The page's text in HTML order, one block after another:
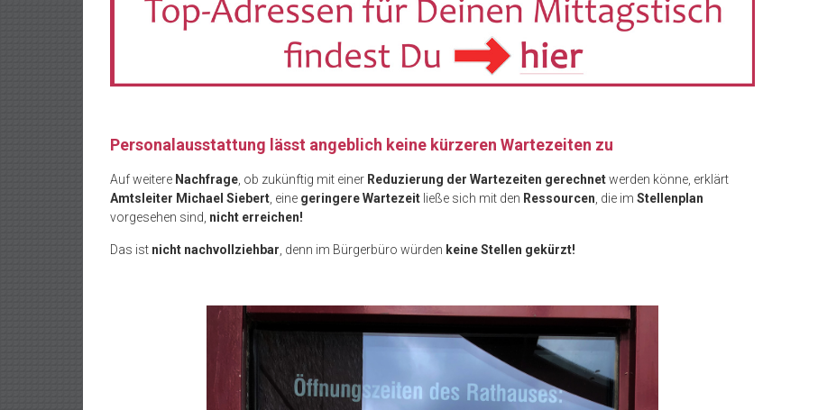
Personalausstattung lässt angeblich keine kürzeren Wartezeiten zu
Auf weitere Nachfrage , ob zukünftig mit einer Reduzierung der Wartezeiten gerechnetwerden könne, erklärt
Amtsleiter Michael Siebert , eine geringere Wartezeit ließe sich mit den Ressourcen , die im Stellenplan
vorgesehen sind, nicht erreichen!
Das ist nicht nachvollziehbar , denn im Bürgerbüro würden keine Stellen gekürzt!